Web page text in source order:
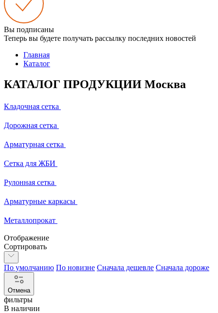
Вы подписаны
Теперь вы будете получать рассылку последних новостей
Главная
Каталог
КАТАЛОГ ПРОДУКЦИИ Москва
Кладочная сетка
Дорожная сетка
Арматурная сетка
Сетка для ЖБИ
Рулонная сетка
Арматурные каркасы
Металлопрокат
Отображение
Сортировать
По умолчанию По новизне Сначала дешевле Сначала дороже
Отмена
фильтры
В наличии